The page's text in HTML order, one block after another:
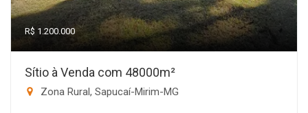
R$ 1.200.000
Sítio à Venda com 48000m²
Zona Rural, Sapucaí-Mirim-MG